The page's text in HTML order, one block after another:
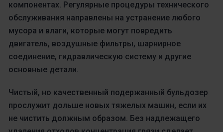
компонентах. Регулярные процедуры технического
обслуживания направлены на устранение любого
мусора и влаги, которые могут повредить
двигатель, воздушные фильтры, шарнирное
соединение, гидравлическую систему и другие
основные детали.
Чистый, но качественный подержанный бульдозер
прослужит дольше новых тяжелых машин, если их
не чистить должным образом. Без надлежащего